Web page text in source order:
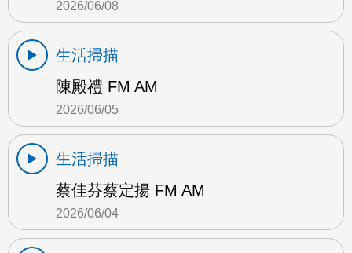
2026/06/08
生活掃描
陳殿禮 FM AM
2026/06/05
生活掃描
蔡佳芬蔡定揚 FM AM
2026/06/04